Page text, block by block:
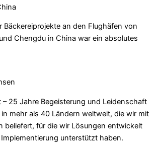
Bäckereiprojekte an den Flughäfen von
Chengdu in China war ein absolutes
– 25 Jahre Begeisterung und Leidenschaft
mehr als 40 Ländern weltweit, die wir mit
beliefert, für die wir Lösungen entwickelt
unterstützt haben.